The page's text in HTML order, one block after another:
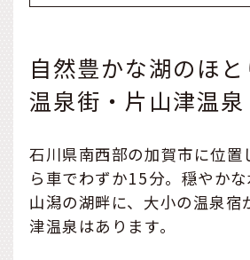
自然豊かな湖のほ
温泉街・片山津温泉
石川県南西部の加賀市に位置
ら車でわずか15分。穏やか
山潟の湖畔に、大小の温泉宿
津温泉はあります。